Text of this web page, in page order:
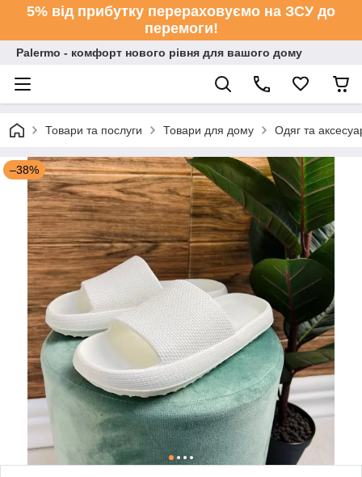
5% від прибутку перераховуємо на ЗСУ до
перемоги!
Palermo - комфорт нового рівня для вашого дому
Товари та послуги Товари для дому Одяг та
–38%